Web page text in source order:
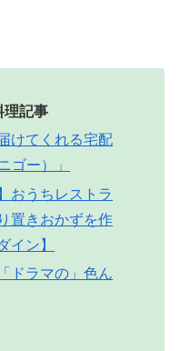
理記事
けてくれる宅配
ゴー）」
おうちレストラ
置きおかずを作
イン】
ドラマの」色ん